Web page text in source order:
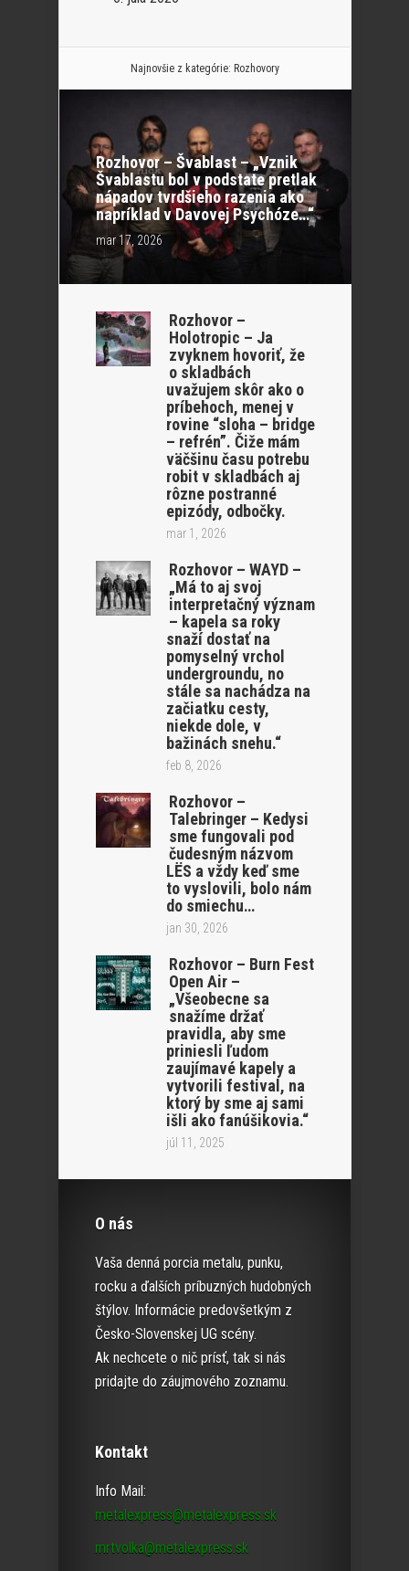
Najnovšie z kategórie: Rozhovory
Rozhovor – Švablast – „Vznik
Švablastu bol v podstate pretlak
nápadov tvrdšieho razenia ako
napríklad v Davovej Psychóze…“
mar 17, 2026
Rozhovor –
Holotropic – Ja
zvyknem hovoriť, že
o skladbách
uvažujem skôr ako o
príbehoch, menej v
rovine “sloha – bridge
– refrén”. Čiže mám
väčšinu času potrebu
robit v skladbách aj
rôzne postranné
epizódy, odbočky.
mar 1, 2026
Rozhovor – WAYD –
„Má to aj svoj
interpretačný význam
– kapela sa roky
snaží dostať na
pomyselný vrchol
undergroundu, no
stále sa nachádza na
začiatku cesty,
niekde dole, v
bažinách snehu.“
feb 8, 2026
Rozhovor –
Talebringer – Kedysi
sme fungovali pod
čudesným názvom
LËS a vždy keď sme
to vyslovili, bolo nám
do smiechu…
jan 30, 2026
Rozhovor – Burn Fest
Open Air –
„Všeobecne sa
snažíme držať
pravidla, aby sme
priniesli ľudom
zaujímavé kapely a
vytvorili festival, na
ktorý by sme aj sami
išli ako fanúšikovia.“
júl 11, 2025
O nás
Vaša denná porcia metalu, punku,
rocku a ďalších príbuzných hudobných
štýlov. Informácie predovšetkým z
Česko-Slovenskej UG scény.
Ak nechcete o nič prísť, tak si nás
pridajte do záujmového zoznamu.
Kontakt
Info Mail:
metalexpress@metalexpress.sk
mrtvolka@metalexpress.sk